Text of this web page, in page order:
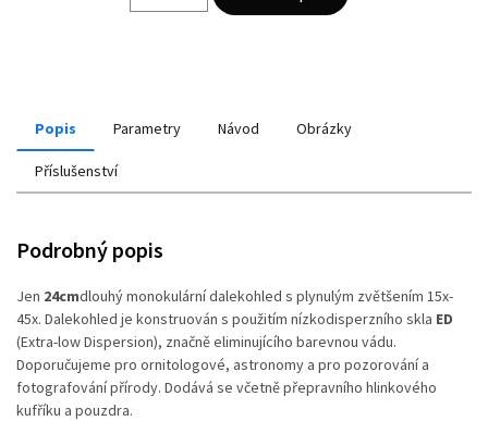
Popis Parametry Návod Obrázky
Příslušenství
Podrobný popis
Jen 24cmdlouhý monokulární dalekohled s plynulým zvětšením 15x-
45x. Dalekohled je konstruován s použitím nízkodisperzního skla ED
(Extra-low Dispersion), značně eliminujícího barevnou vádu.
Doporučujeme pro ornitologové, astronomy a pro pozorování a
fotografování přírody. Dodává se včetně přepravního hlinkového
kufříku a pouzdra.